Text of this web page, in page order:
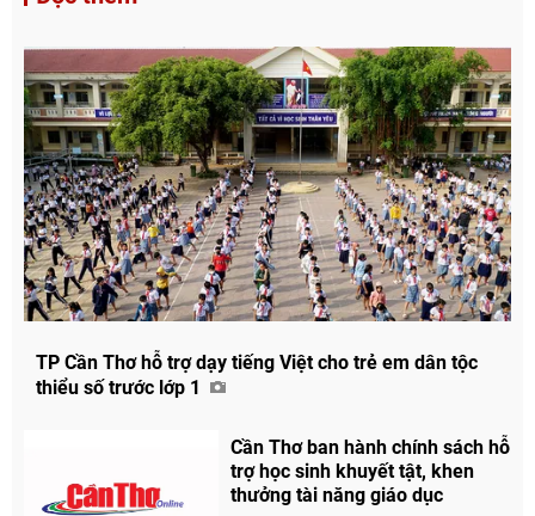
TP Cần Thơ hỗ trợ dạy tiếng Việt cho trẻ em dân tộc
thiểu số trước lớp 1
Cần Thơ ban hành chính sách hỗ
trợ học sinh khuyết tật, khen
thưởng tài năng giáo dục